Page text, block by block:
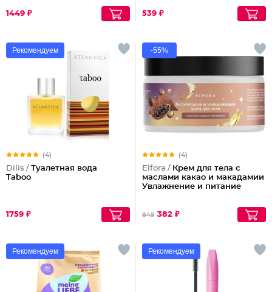
1449 ₽
539 ₽
Рекомендуем
(4)
Dilis / Туалетная вода
Taboo
1759 ₽
-55%
(4)
Elfora / Крем для тела с
маслами какао и макадамии
Увлажнение и питание
849 382 ₽
Рекомендуем Рекомендуем